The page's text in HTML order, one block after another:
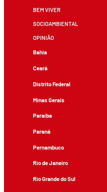
BEM VIVER
SOCIOAMBIENTAL
OPINIÃO
Bahia
Ceará
Distrito Federal
Minas Gerais
Paraíba
Paraná
Pernambuco
Rio de Janeiro
Rio Grande do Sul